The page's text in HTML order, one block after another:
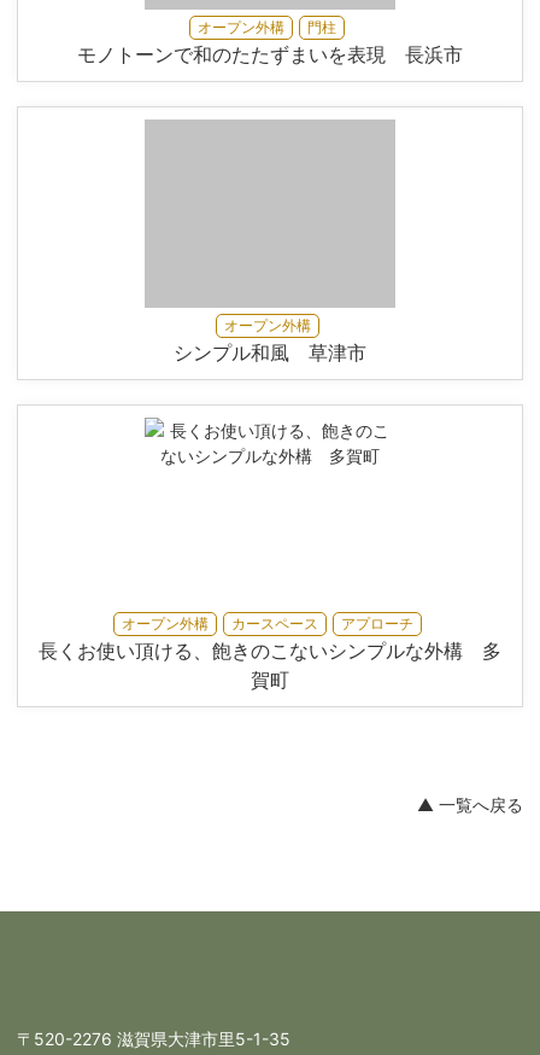
オープン外構 門柱
モノトーンで和のたたずまいを表現 長浜市
オープン外構
シンプル和風 草津市
オープン外構 カースペース アプローチ
長くお使い頂ける、飽きのこないシンプルな外構 多
賀町
▲ 一覧へ戻る
〒520-2276 滋賀県大津市里5-1-35